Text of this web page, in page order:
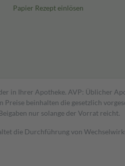
Papier Rezept einlösen
in Ihrer Apotheke. AVP: Üblicher
beinhalten die gesetzlich
nur solange der Vorrat reicht.
die Durchführung von